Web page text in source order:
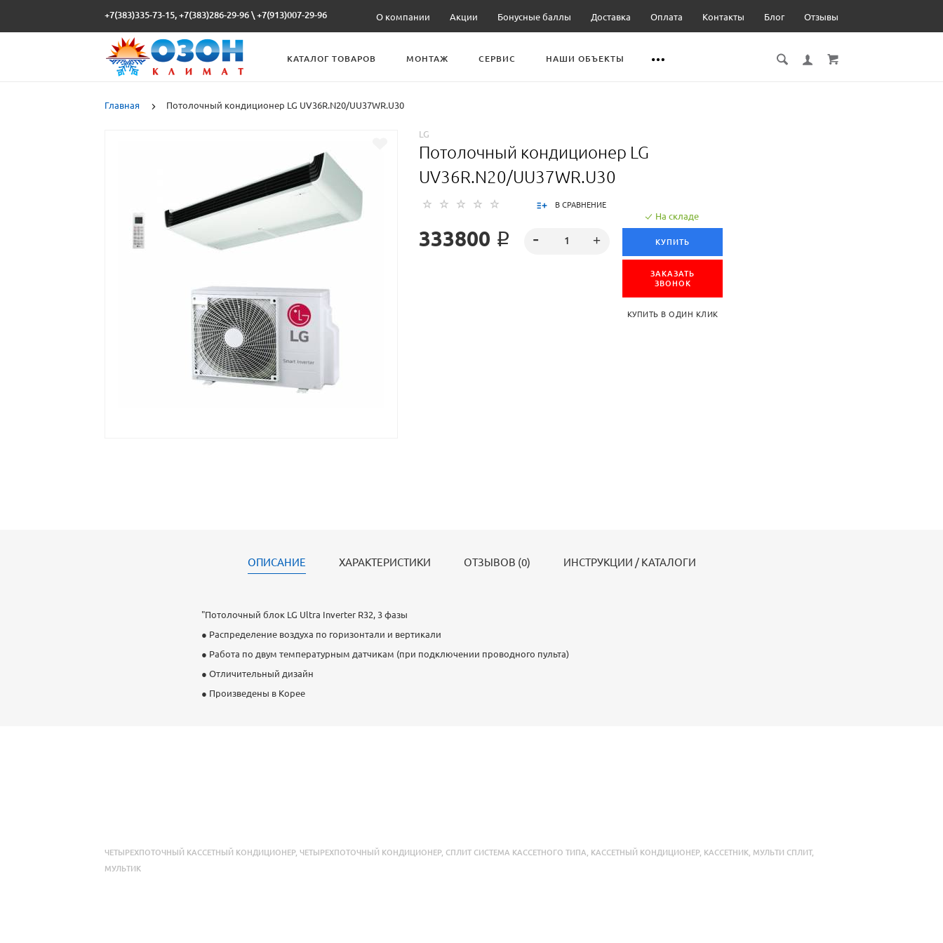
+7(383)335-73-15, +7(383)286-29-96 \+7(913)007-29-96 О компании Акции Бонусные баллы Доставка Оплата Контакты Блог Отзывы
КАТАЛОГ ТОВАРОВ МОНТАЖ СЕРВИС НАШИ ОБЪЕКТЫ
Главная Потолочный кондиционер LG UV36R.N20/UU37WR.U30
LG
Потолочный кондиционер LG
UV36R.N20/UU37WR.U30
В СРАВНЕНИЕ
333800 ₽
На складе
КУПИТЬ
ЗАКАЗАТЬ
ЗВОНОК
КУПИТЬ В ОДИН КЛИК
ОПИСАНИЕ ХАРАКТЕРИСТИКИ ОТЗЫВОВ (0) ИНСТРУКЦИИ / КАТАЛОГИ
"Потолочный блок LG Ultra Inverter R32, 3 фазы
● Распределение воздуха по горизонтали и вертикали
● Работа по двум температурным датчикам (при подключении проводного пульта)
● Отличительный дизайн
● Произведены в Корее
ЧЕТЫРЕХПОТОЧНЫЙ КАССЕТНЫЙ КОНДИЦИОНЕР,ЧЕТЫРЕХПОТОЧНЫЙ КОНДИЦИОНЕР, СПЛИТ СИСТЕМА КАССЕТНОГО ТИПА КАССЕТНЫЙ КОНДИЦИОНЕР, КАССЕТНИК МУЛЬТИ СПЛИТ,
МУЛЬТИК